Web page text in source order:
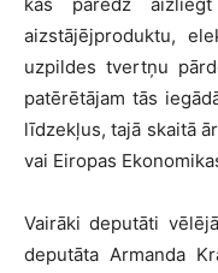
aizstājējproduktu,
uzpildes tvertņu
patērētājam tās
līdzekļus, tajā skaitā
vai Eiropas
Vairāki deputāti
deputāta Armanda